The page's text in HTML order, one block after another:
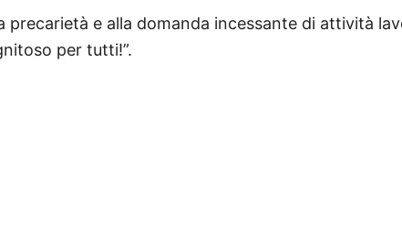
precarietà e alla domanda incessante di attività
per tutti!”.